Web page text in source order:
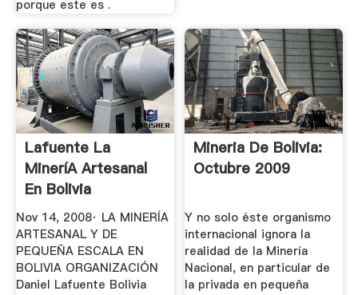
porque este es .
Lafuente La
MineríA Artesanal
En Bolivia
OrganizacióN
Nov 14, 2008· LA MINERÍA
ARTESANAL Y DE
PEQUEÑA ESCALA EN
BOLIVIA ORGANIZACIÓN
Daniel Lafuente Bolivia
Mineria De Bolivia:
Octubre 2009
Y no solo éste organismo
internacional ignora la
realidad de la Minería
Nacional, en particular de
la privada en pequeña